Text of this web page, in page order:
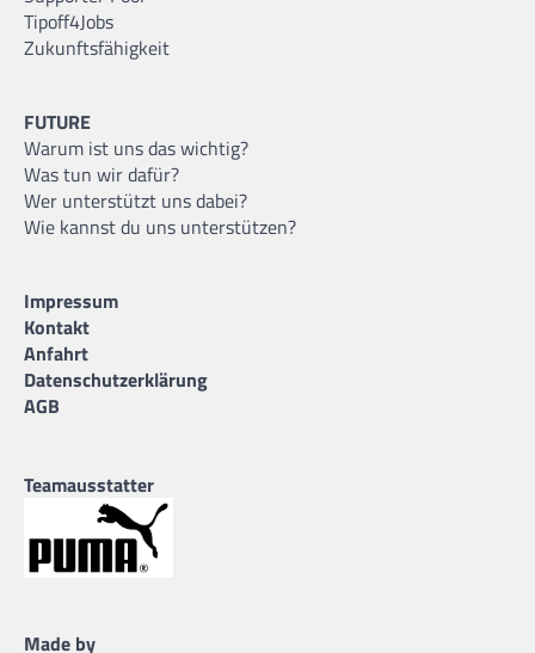
Tipoff4Jobs
Zukunftsfähigkeit
FUTURE
Warum ist uns das wichtig?
Was tun wir dafür?
Wer unterstützt uns dabei?
Wie kannst du uns unterstützen?
Impressum
Kontakt
Anfahrt
Datenschutzerklärung
AGB
Teamausstatter
Made by